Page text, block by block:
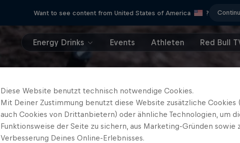
Want to see content from United States of America ?
Energy Drinks Events Athleten Red Bull
Diese Website benutzt technisch notwendige Cookies.
Mit Deiner Zustimmung benutzt diese Website zusätzliche Cookies
auch Cookies von Drittanbietern) oder ähnliche Technologien, um
Funktionsweise der Seite zu sichern, aus Marketing-Gründen sowie
Verbesserung Deines Online-Erlebnisses.